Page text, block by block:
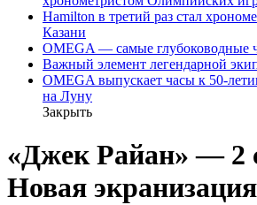
Hamilton в третий раз стал
Казани
OMEGA — самые глубоководные
Важный элемент легендарной
OMEGA выпускает часы к 50-
на Луну
Закрыть
«Джек Райан» — 2
Новая экранизация